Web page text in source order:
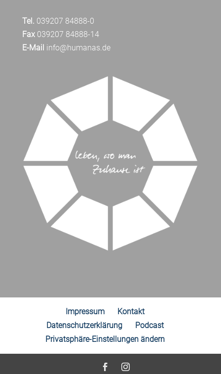
Tel. 039207 84888-0
Fax039207 84888-14
E-Mail info@humanas.de
Impressum
Kontakt
Datenschutzerklärung
Podcast
Privatsphäre-Einstellungen ändern